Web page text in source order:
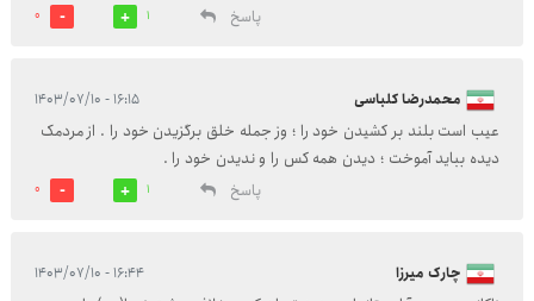
پاسخ 1
0
محمدرضا کلباسی ۱۶:۱۵ - ۱۴۰۳/۰۷/۱۰
عیب است بلند بر کشیدن خود را ؛ وز جمله خلق برگزیدن خود را . از مردمک
دیده بباید آموخت ؛ دیدن همه کس را و ندیدن خود را .
پاسخ
1
0
چارک میرزا ۱۶:۴۴ - ۱۴۰۳/۰۷/۱۰